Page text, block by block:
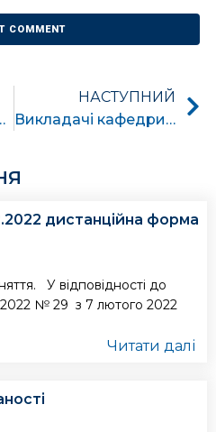
330/110кВ “Чернігівська 330”
НАСТУПНИЙ
Викладачі кафедри прийняли участь в міжнародній конференції 2019 IEEE 6th INTERNATIONAL CONFERENCE ON ENERGY SMART SYSTEMS
дистанційна форма
У відповідності до
№ 29 з 7 лютого 2022
Читати далі